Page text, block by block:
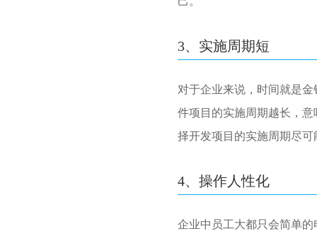
3、实施周期短
对于企业来说，时间就是
件项目的实施周期越长，
择开发项目的实施周期尽
4、操作人性化
企业中员工大都只会简单